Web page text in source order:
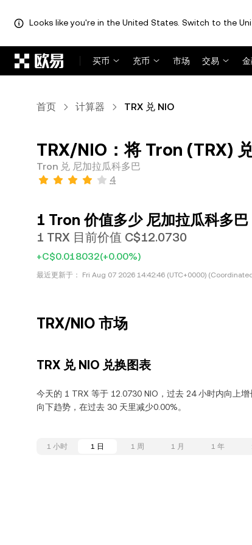
Looks like you're in the United States. Switch to the
买币
充币 市场 交易
首页 计算器 TRX 兑 NIO
TRX/NIO：将 Tron (TRX)
Tron 兑 尼加拉瓜科多巴
4
1 Tron 价值多少 尼加拉瓜科多巴
1 TRX 目前价值 C$12.0730
+C$0.018032(+0.00%)
最近更新于： Fri Aug 07 2026 14:42:46 (UTC+0000)
TRX/NIO 市场
TRX 兑 NIO 兑换图表
今天的 1 TRX 等于 12.0730 NIO，过去 24 小时内向上
向下趋势，在过去 30 天里减少0.00%。
1 小时 1 日 1 周 1 月 1 年